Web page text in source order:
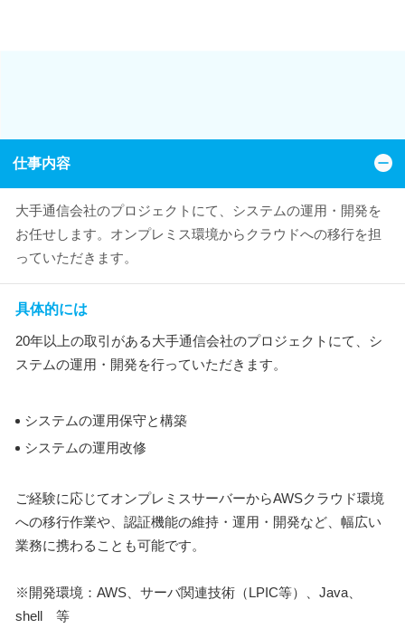
仕事内容
大手通信会社のプロジェクトにて、システムの運用・開発を
お任せします。オンプレミス環境からクラウドへの移行を担
っていただきます。
具体的には
20年以上の取引がある大手通信会社のプロジェクトにて、シ
ステムの運用・開発を行っていただきます。
システムの運用保守と構築
システムの運用改修
ご経験に応じてオンプレミスサーバーからAWSクラウド環境
への移行作業や、認証機能の維持・運用・開発など、幅広い
業務に携わることも可能です。
※開発環境：AWS、サーバ関連技術（LPIC等）、Java、
shell 等